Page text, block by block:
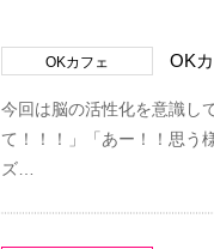
OKカフェ OK
今回は脳の活性化を意識し
て！！！」「あー！！思う
ズ…